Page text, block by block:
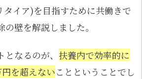
イア)を目指すために共働きで
壁を解説しました。
なるのが、 扶養内で効率的に
を超えないことということでし